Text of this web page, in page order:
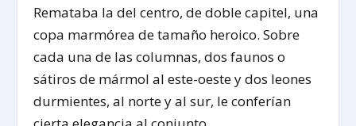
Remataba la del centro, de doble capitel, una
copa marmórea de tamaño heroico. Sobre
cada una de las columnas, dos faunos o
sátiros de mármol al este-oeste y dos leones
durmientes, al norte y al sur, le conferían